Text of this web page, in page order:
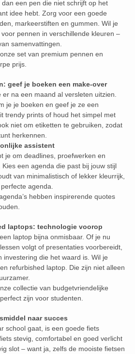
een pen die niet schrijft op het
idee hebt. Zorg voor een goede
markeerstiften en gummen. Wil je
pennen in verschillende kleuren –
samenvattingen.
set van premium pennen en
prijs.
geef je boeken een make-over
na een maand al versleten uitzien.
je je boeken en geef je ze een
trendy prints of houd het simpel met
niet om etiketten te gebruiken, zodat
herkennen.
assistent
je om deadlines, proefwerken en
een agenda die past bij jouw stijl
van minimalistisch of lekker kleurrijk,
agenda.
hebben inspirerende quotes
laptops: technologie voorop
laptop bijna onmisbaar. Of je nu
volgt of presentaties voorbereidt,
investering die het waard is. Wil je
refurbished laptop. Die zijn niet alleen
collectie van budgetvriendelijke
zijn voor studenten.
naar succes
school gaat, is een goede fiets
stevig, comfortabel en goed verlicht
slot – want ja, zelfs de mooiste fietsen